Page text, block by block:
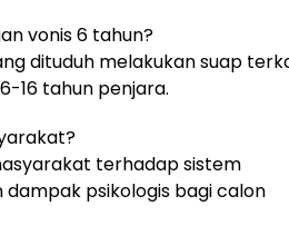
vonis 6 tahun?
dituduh melakukan suap
16 tahun penjara.
terhadap sistem
psikologis bagi calon